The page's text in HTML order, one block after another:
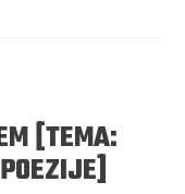
[TEMA: